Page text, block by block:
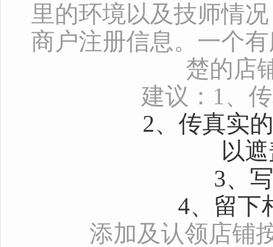
里的环境以及技师情
商户注册信息。一个
楚的店
建议：1、传
2、传真实的技师
以
3、写清项
4、留下相对
添加及认领店铺